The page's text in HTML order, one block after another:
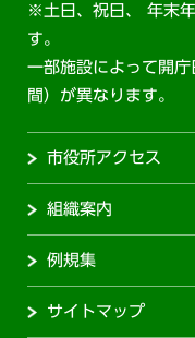
※土日、祝日、 年末
す。
一部施設によって開
間）が異なります。
市役所アクセス
組織案内
例規集
サイトマップ